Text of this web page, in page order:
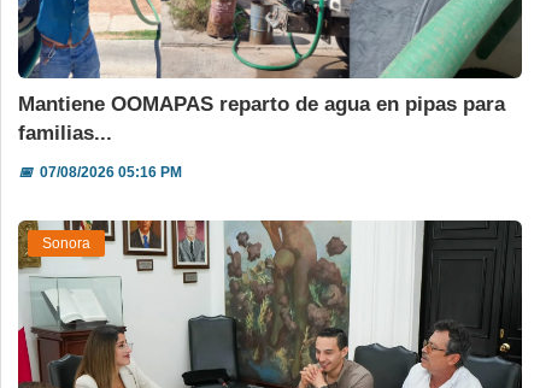
Mantiene OOMAPAS reparto de agua en pipas para
familias...
📅07/08/2026 05:16 PM
Sonora